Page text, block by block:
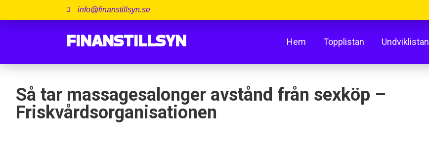
info@finanstillsyn.se
FINANSTILLSYN Hem Topplistan Undviklistan
Så tar massagesalonger avstånd från sexköp –
Friskvårdsorganisationen